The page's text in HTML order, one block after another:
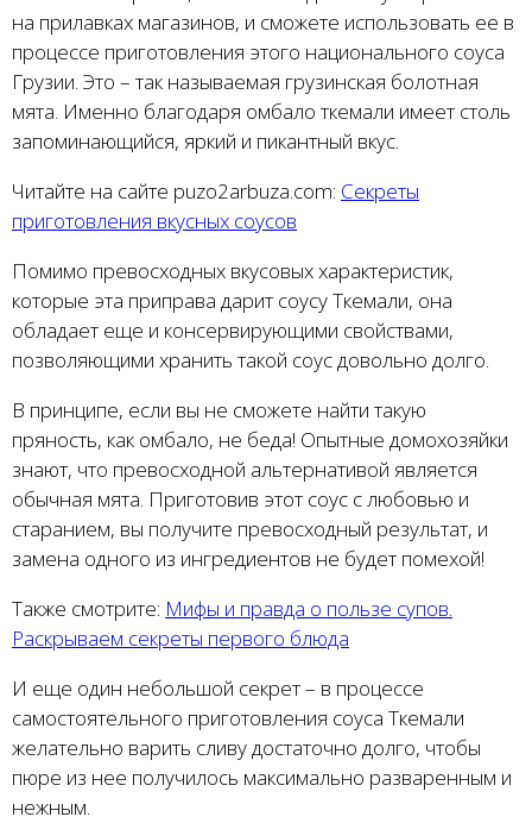
на прилавках магазинов, и сможете использовать ее в
процессе приготовления этого национального соуса
Грузии. Это – так называемая грузинская болотная
мята. Именно благодаря омбало ткемали имеет столь
запоминающийся, яркий и пикантный вкус.
Читайте на сайте puzo2arbuza.com: Секреты
приготовления вкусных соусов
Помимо превосходных вкусовых характеристик,
которые эта приправа дарит соусу Ткемали, она
обладает еще и консервирующими свойствами,
позволяющими хранить такой соус довольно долго.
В принципе, если вы не сможете найти такую
пряность, как омбало, не беда! Опытные домохозяйки
знают, что превосходной альтернативой является
обычная мята. Приготовив этот соус с любовью и
старанием, вы получите превосходный результат, и
замена одного из ингредиентов не будет помехой!
Также смотрите: Мифы и правда о пользе супов.
Раскрываем секреты первого блюда
И еще один небольшой секрет – в процессе
самостоятельного приготовления соуса Ткемали
желательно варить сливу достаточно долго, чтобы
пюре из нее получилось максимально разваренным и
нежным.